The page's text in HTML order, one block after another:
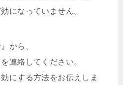
になっていません。
から、
連絡してください。
にする方法をお伝えしま